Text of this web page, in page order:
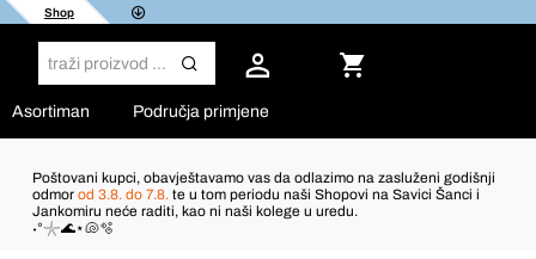
Shop
Asortiman Područja primjene
Poštovani kupci, obavještavamo vas da odlazimo na zasluženi godišnji
odmor od 3.8. do 7.8. te u tom periodu naši Shopovi na Savici Šanci i
Jankomiru neće raditi, kao ni naši kolege u uredu.
˖°𓇼🌊⋆🐚🫧